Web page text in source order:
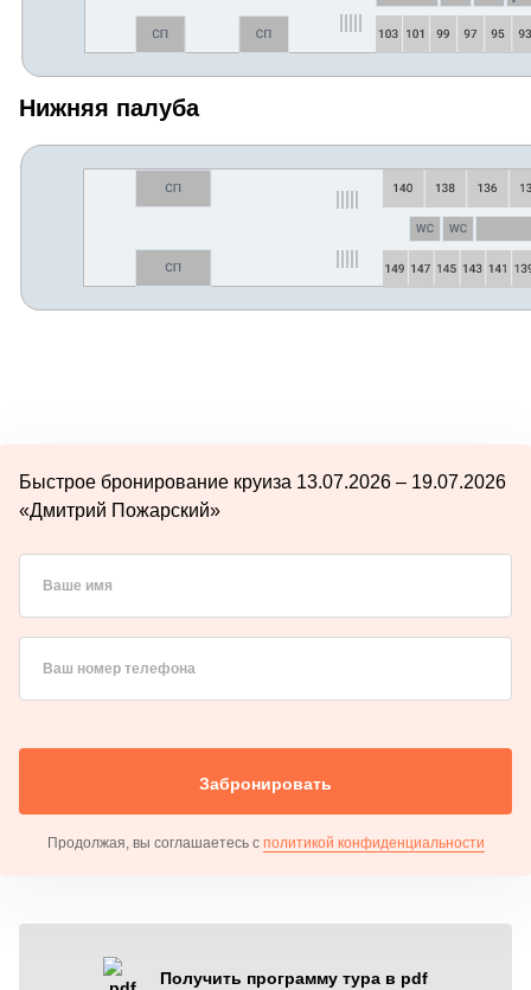
Нижняя палуба
Быстрое бронирование круиза 13.07.2026 – 19.07.2026
«Дмитрий Пожарский»
Ваше имя
Ваш номер телефона
Забронировать
Продолжая, вы соглашаетесь с политикой конфиденциальности
Получить программу тура в pdf